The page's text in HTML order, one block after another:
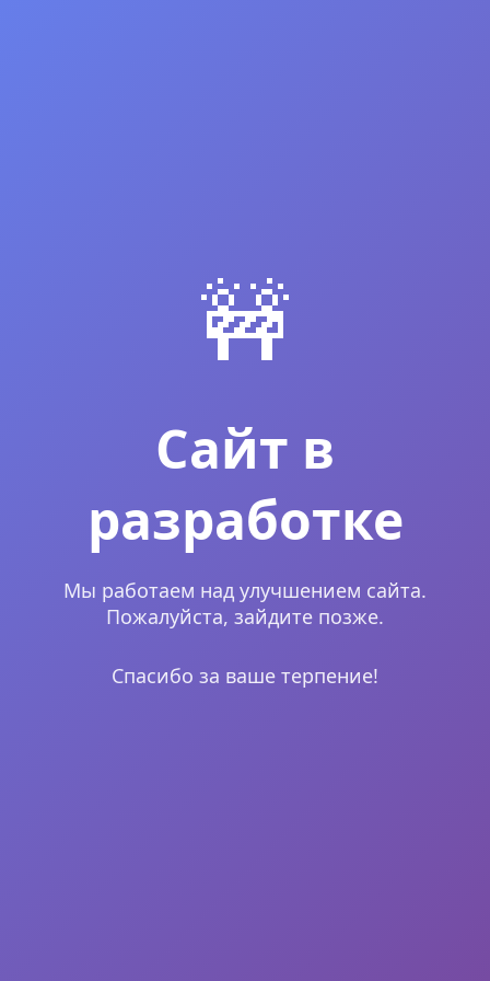
🚧
Сайт в
разработке
Мы работаем над улучшением сайта.
Пожалуйста, зайдите позже.
Спасибо за ваше терпение!